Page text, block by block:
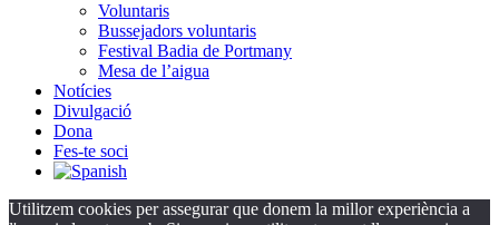
Voluntaris
Bussejadors voluntaris
Festival Badia de Portmany
Mesa de l’aigua
Notícies
Divulgació
Dona
Fes-te soci
Utilitzem cookies per assegurar que donem la millor experiència a